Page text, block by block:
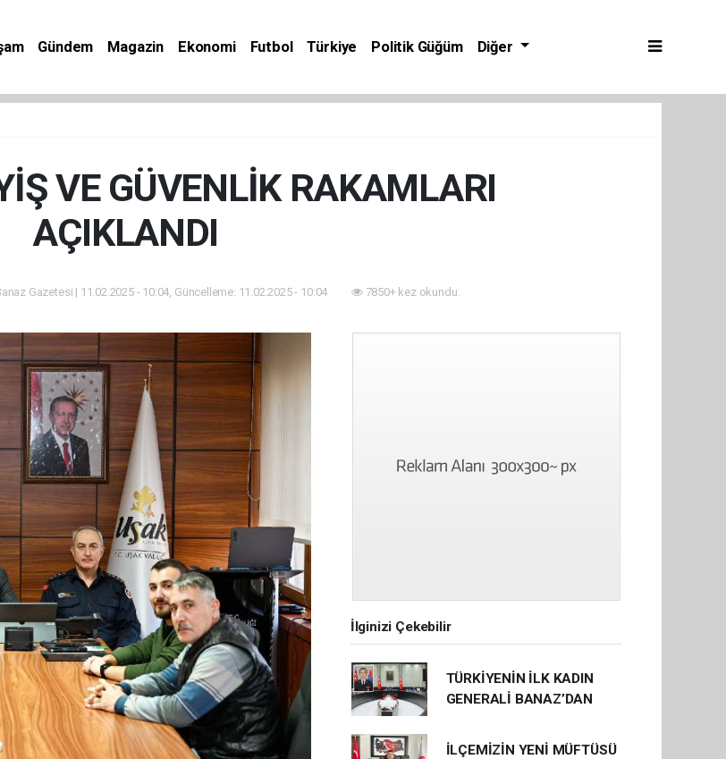
Gündem Magazin Ekonomi Futbol Türkiye Politik Güğüm Diğer
VE GÜVENLİK RAKAMLARI
AÇIKLANDI
Gazetesi | 11.02.2025 - 10:04, Güncelleme: 11.02.2025 - 10:04 7850+ kez okundu.
İlginizi Çekebilir
TÜRKİYENİN İLK KADIN
GENERALİ BANAZ’DAN
İLÇEMİZİN YENİ MÜFTÜSÜ